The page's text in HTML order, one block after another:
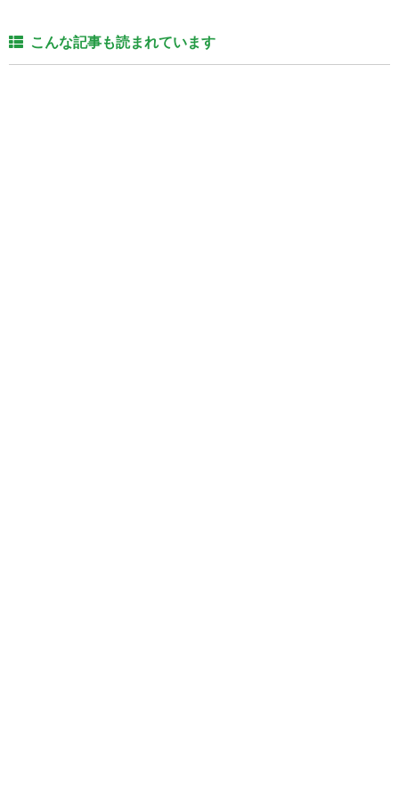
こんな記事も読まれています